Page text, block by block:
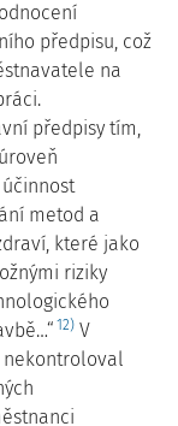
předpisu, což
na
předpisy tím,
metod a
které jako
riziky
12) V